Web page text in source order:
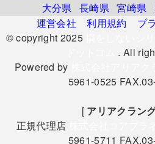
大分県 長崎県 宮崎県
運営会社
利用規約
プ
© copyright 2025
. All
Powered by
5961-0525
[ アリアクラン
正規代理店
5961-5711